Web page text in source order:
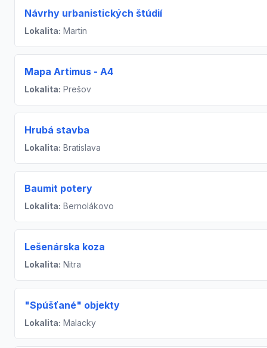
Návrhy urbanistických štúdií
Lokalita: Martin
Mapa Artimus - A4
Lokalita: Prešov
Hrubá stavba
Lokalita: Bratislava
Baumit potery
Lokalita: Bernolákovo
Lešenárska koza
Lokalita: Nitra
"Spúšťané" objekty
Lokalita: Malacky